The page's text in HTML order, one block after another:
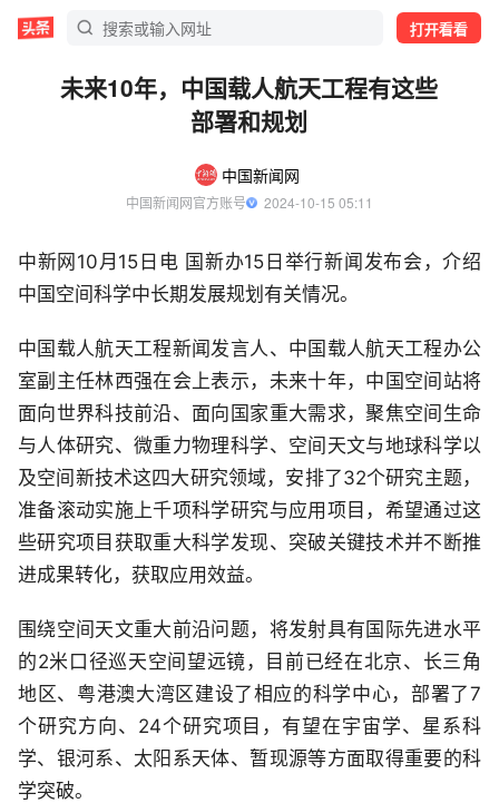
打开看看
未来10年，中国载人航天工程有这些
部署和规划
中国新闻网
中国新闻网官方账号
  2024-10-15 05:11
中新网10月15日电 国新办15日举行新闻发布会，介绍
中国空间科学中长期发展规划有关情况。
中国载人航天工程新闻发言人、中国载人航天工程办公
室副主任林西强在会上表示，未来十年，中国空间站将
面向世界科技前沿、面向国家重大需求，聚焦空间生命
与人体研究、微重力物理科学、空间天文与地球科学以
及空间新技术这四大研究领域，安排了32个研究主题，
准备滚动实施上千项科学研究与应用项目，希望通过这
些研究项目获取重大科学发现、突破关键技术并不断推
进成果转化，获取应用效益。
围绕空间天文重大前沿问题，将发射具有国际先进水平
的2米口径巡天空间望远镜，目前已经在北京、长三角
地区、粤港澳大湾区建设了相应的科学中心，部署了7
个研究方向、24个研究项目，有望在宇宙学、星系科
学、银河系、太阳系天体、暂现源等方面取得重要的科
学突破。